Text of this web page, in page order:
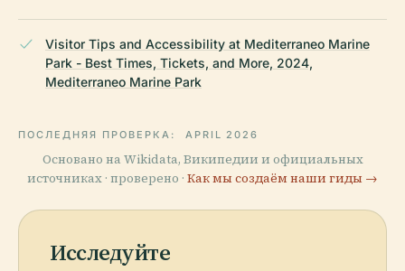
Visitor Tips and Accessibility at Mediterraneo Marine
Park - Best Times, Tickets, and More, 2024,
Mediterraneo Marine Park
ПОСЛЕДНЯЯ ПРОВЕРКА: APRIL 2026
Основано на Wikidata, Википедии и официальных
источниках · проверено · Как мы создаём наши гиды →
Исследуйте